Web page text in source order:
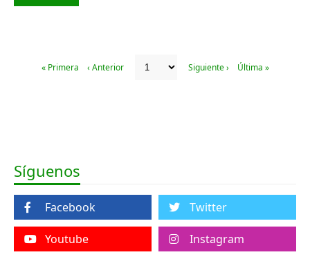
« Primera ‹ Anterior Siguiente › Última »
Síguenos
Facebook Twitter
Youtube Instagram